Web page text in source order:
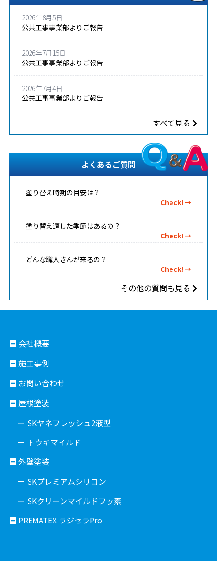
2026年8月5日
公共工事事業部よりご報告
2026年7月15日
公共工事事業部よりご報告
2026年7月4日
公共工事事業部よりご報告
すべて見る
よくあるご質問
塗り替え時期の目安は？
Check! →
塗り替え適した季節はあるの？
Check! →
どんな職人さんが来るの？
Check! →
その他の質問も見る
会社概要
施工事例
お問い合わせ
屋根塗装
ー SKヤネフレッシュ2液型
ー トウキマイルド
外壁塗装
ー SKプレミアムシリコン
ー SKクリーンマイルドフッ素
PREMATEX ラジセラPro